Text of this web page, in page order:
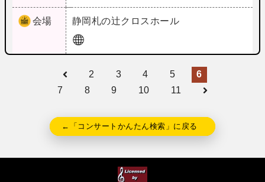
会場 静岡札の辻クロスホール
2 3 4 5
6
7
8 9 10 11
←「コンサートかんたん検索」に戻る